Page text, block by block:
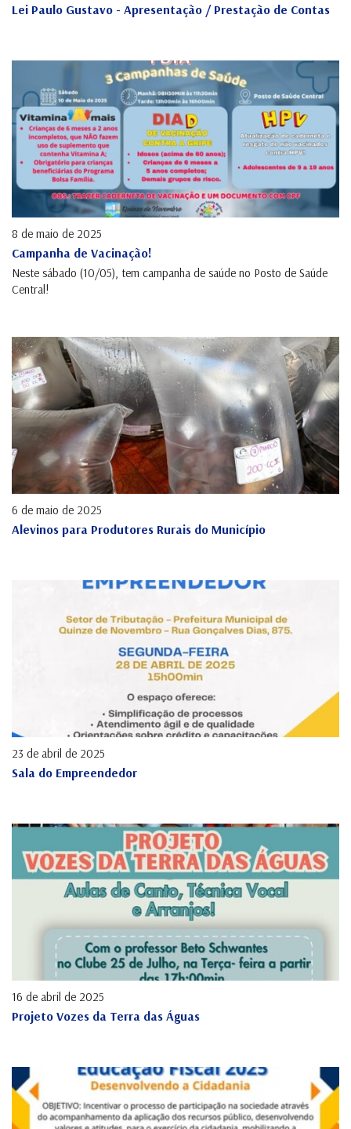
Lei Paulo Gustavo - Apresentação / Prestação de Contas
8 de maio de 2025
Campanha de Vacinação!
Neste sábado (10/05), tem campanha de saúde no Posto de Saúde
Central!
6 de maio de 2025
Alevinos para Produtores Rurais do Município
23 de abril de 2025
Sala do Empreendedor
16 de abril de 2025
Projeto Vozes da Terra das Águas